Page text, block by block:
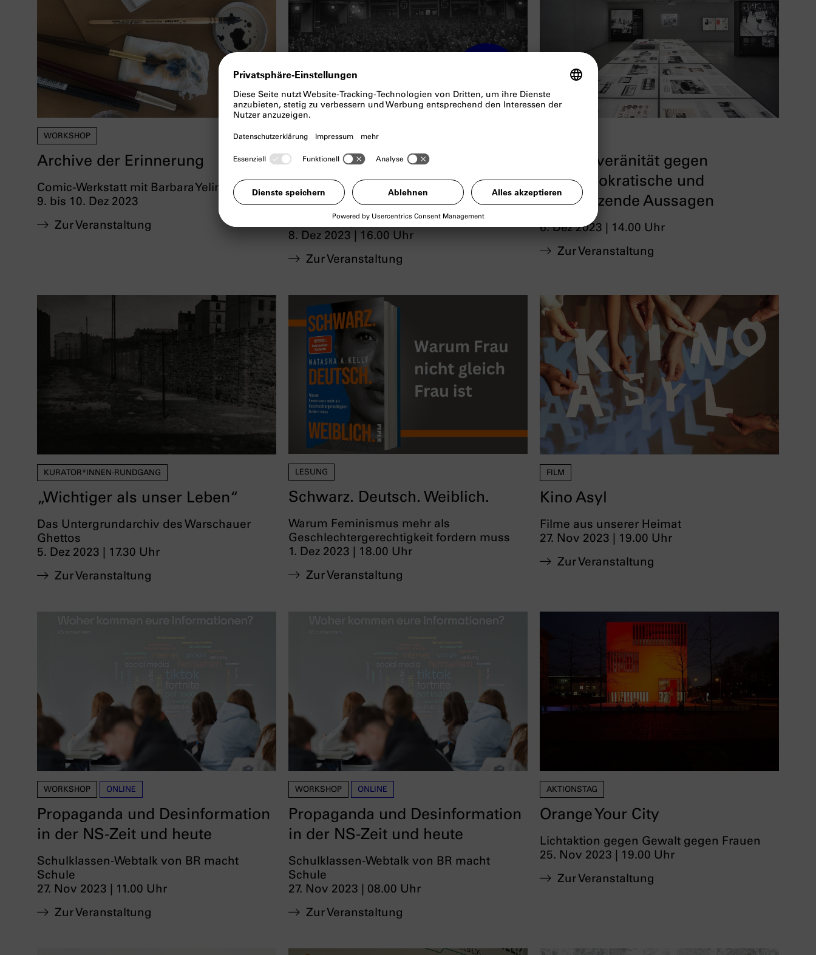
WORKSHOP
Archive der Erinnerung
Comic-Werkstatt mit Barbara Yelin
9. bis 10. Dez 2023
Zur Veranstaltung
INKLUSIVES ANGEBOT
Gründung und Aufstieg der
NSDAP
Ein Themenrundgang in Deutscher
Gebärdensprache
8. Dez 2023 | 16.00 Uhr
Zur Veranstaltung
Mit Souveränität gegen
antidemokratische und
ausgrenzende Aussagen
6. Dez 2023 | 14.00 Uhr
Zur Veranstaltung
KURATOR*INNEN-RUNDGANG
„Wichtiger als unser Leben“
Das Untergrundarchiv des Warschauer
Ghettos
5. Dez 2023 | 17.30 Uhr
Zur Veranstaltung
LESUNG
Schwarz. Deutsch. Weiblich.
Warum Feminismus mehr als
Geschlechtergerechtigkeit fordern muss
1. Dez 2023 | 18.00 Uhr
Zur Veranstaltung
FILM
Kino Asyl
Filme aus unserer Heimat
27. Nov 2023 | 19.00 Uhr
Zur Veranstaltung
WORKSHOP ONLINE
Propaganda und Desinformation
in der NS-Zeit und heute
Schulklassen-Webtalk von BR macht
Schule
27. Nov 2023 | 11.00 Uhr
Zur Veranstaltung
WORKSHOP ONLINE
Propaganda und Desinformation
in der NS-Zeit und heute
Schulklassen-Webtalk von BR macht
Schule
27. Nov 2023 | 08.00 Uhr
Zur Veranstaltung
AKTIONSTAG
Orange Your City
Lichtaktion gegen Gewalt gegen Frauen
25. Nov 2023 | 19.00 Uhr
Zur Veranstaltung